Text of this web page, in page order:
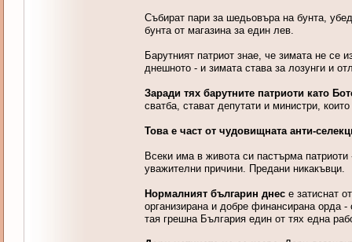
Събират пари за шедьовъра на бунта,
бунта от магазина за един лев.
Барутният патриот знае, че зимата не се
днешното - и зимата става за лозунги и
Заради тях барутните патриоти като
сватба, стават депутати и министри,
Това е част от чудовищната анти-
Всеки има в живота си пастърма
уважителни причини. Предани никакъвци.
Нормалният българин днесе затиснат
организирана и добре финансирана орда
тая грешна България един от тях една